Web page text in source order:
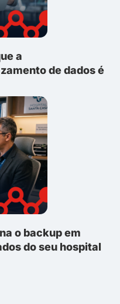
a
de dados é
o backup em
do seu hospital